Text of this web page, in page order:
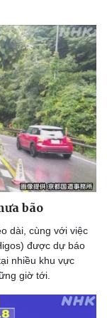
bão
dài, cùng với việc
được dự báo
nhiều khu vực
giờ tới.